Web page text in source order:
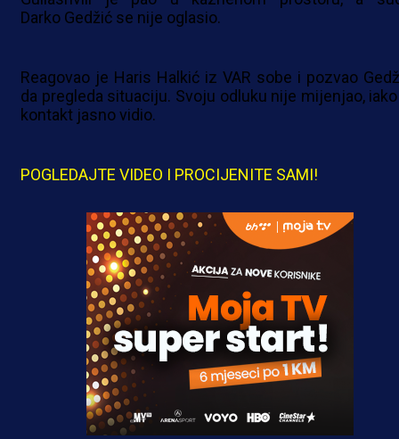
Darko Gedžić se nije oglasio.
Reagovao je Haris Halkić iz VAR sobe i pozvao
da pregleda situaciju. Svoju odluku nije mijenjao,
kontakt jasno vidio.
POGLEDAJTE VIDEO I PROCIJENITE SAMI!